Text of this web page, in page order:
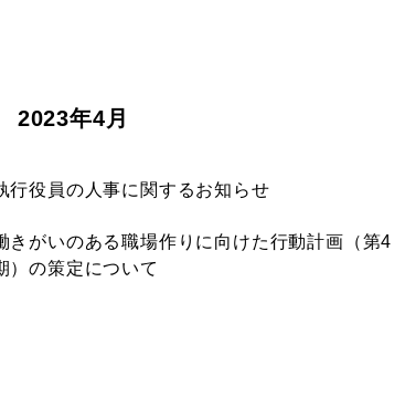
2023年4月
行役員の人事に関するお知らせ
きがいのある職場作りに向けた行動計画（第4
）の策定について